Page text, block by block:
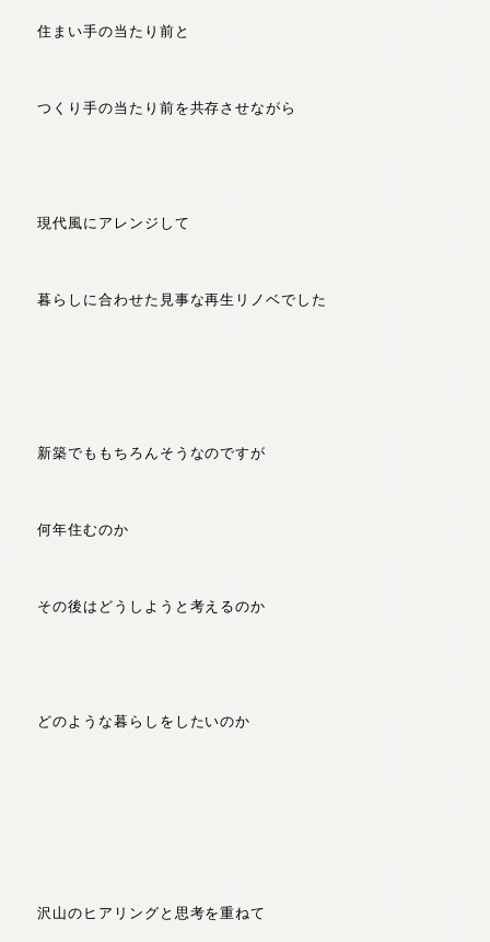
住まい手の当たり前と
つくり手の当たり前を共存させながら
現代風にアレンジして
暮らしに合わせた見事な再生リノベでした
新築でももちろんそうなのですが
何年住むのか
その後はどうしようと考えるのか
どのような暮らしをしたいのか
沢山のヒアリングと思考を重ねて